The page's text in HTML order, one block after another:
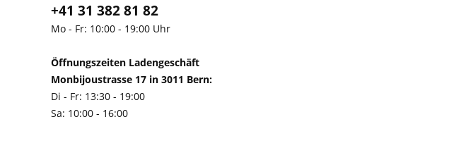
+41 31 382 81 82
Mo - Fr: 10:00 - 19:00 Uhr
Öffnungszeiten Ladengeschäft
Monbijoustrasse 17 in 3011 Bern:
Di - Fr: 13:30 - 19:00
Sa: 10:00 - 16:00